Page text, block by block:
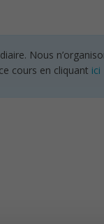
Nous
cours en cliquant ici